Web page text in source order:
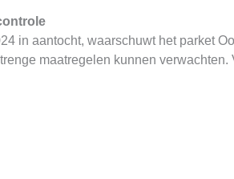
in aantocht, waarschuwt het parket
maatregelen kunnen